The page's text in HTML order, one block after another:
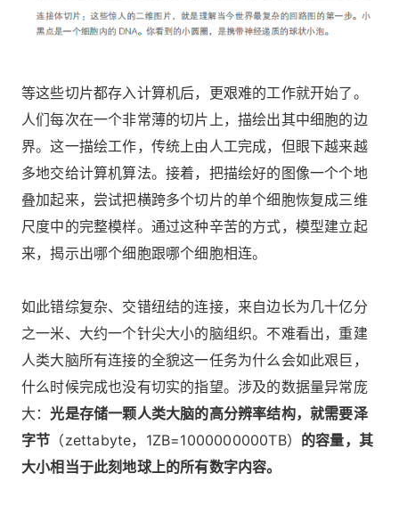
等这些切片都存入计算机后，更艰难的工作就开始了。
人们每次在一个非常薄的切片上，描绘出其中细胞的边
界。这一描绘工作，传统上由人工完成，但眼下越来越
多地交给计算机算法。接着，把描绘好的图像一个个地
叠加起来，尝试把横跨多个切片的单个细胞恢复成三维
尺度中的完整模样。通过这种辛苦的方式，模型建立起
来，揭示出哪个细胞跟哪个细胞相连。
如此错综复杂、交错纽结的连接，来自边长为几十亿分
之一米、大约一个针尖大小的脑组织。不难看出，重建
人类大脑所有连接的全貌这一任务为什么会如此艰巨，
什么时候完成也没有切实的指望。涉及的数据量异常庞
大：光是存储一颗人类大脑的高分辨率结构，就需要泽
字节 （zettabyte，1ZB=1000000000TB） 的容量，其
大小相当于此刻地球上的所有数字内容。